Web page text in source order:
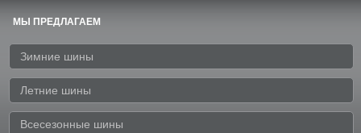
МЫ ПРЕДЛАГАЕМ
Зимние шины
Летние шины
Всесезонные шины